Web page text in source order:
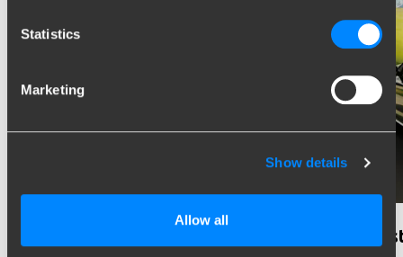
Statistics
Marketing
Show details
Allow all